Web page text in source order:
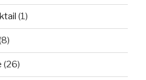
(1)
(26)